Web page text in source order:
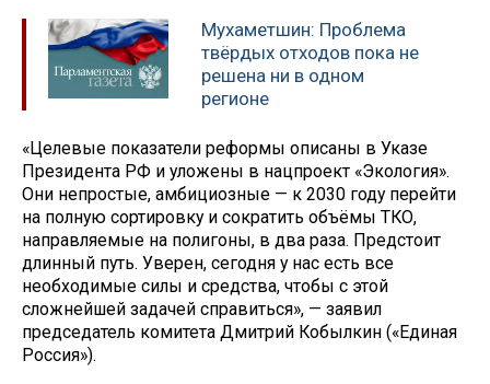
Мухаметшин: Проблема
твёрдых отходов пока не
решена ни в одном
регионе
«Целевые показатели реформы описаны в Указе
Президента РФ и уложены в нацпроект «Экология».
Они непростые, амбициозные — к 2030 году перейти
на полную сортировку и сократить объёмы ТКО,
направляемые на полигоны, в два раза. Предстоит
длинный путь. Уверен, сегодня у нас есть все
необходимые силы и средства, чтобы с этой
сложнейшей задачей справиться», — заявил
председатель комитета Дмитрий Кобылкин («Единая
Россия»).